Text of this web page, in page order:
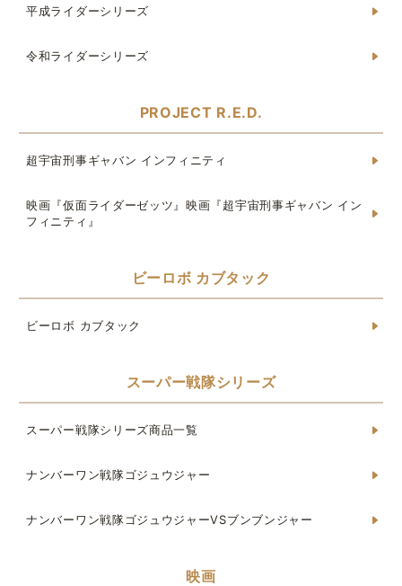
平成ライダーシリーズ
令和ライダーシリーズ
PROJECT R.E.D.
超宇宙刑事ギャバン インフィニティ
映画『仮面ライダーゼッツ』映画『超宇宙刑事ギャバン イン
フィニティ』
ビーロボ カブタック
ビーロボ カブタック
スーパー戦隊シリーズ
スーパー戦隊シリーズ商品一覧
ナンバーワン戦隊ゴジュウジャー
ナンバーワン戦隊ゴジュウジャーVSブンブンジャー
映画